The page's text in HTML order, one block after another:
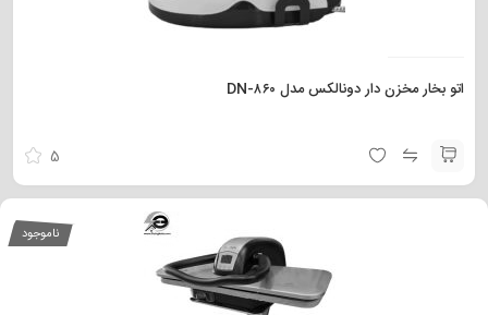
اتو بخار مخزن دار دونالکس مدل DN-۸۶۰
5
ناموجود